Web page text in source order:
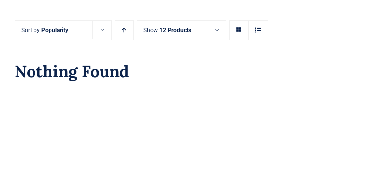
Sort by Popularity Show 12 Products
Nothing Found